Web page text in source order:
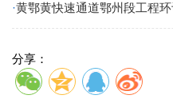
·黄鄂黄快速通道鄂州段工程
分享：